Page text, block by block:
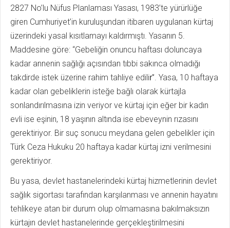
2827 No’lu Nüfus Planlaması Yasası, 1983’te yürürlüğe
giren Cumhuriyet’in kuruluşundan itibaren uygulanan kürtaj
üzerindeki yasal kısıtlamayı kaldırmıştı. Yasanın 5.
Maddesine göre: “Gebeliğin onuncu haftası doluncaya
kadar annenin sağlığı açısından tıbbi sakınca olmadığı
takdirde istek üzerine rahim tahliye edilir͘”. Yasa, 10 haftaya
kadar olan gebeliklerin isteğe bağlı olarak kürtajla
sonlandırılmasına izin veriyor ve kürtaj için eğer bir kadın
evli ise eşinin, 18 yaşının altında ise ebeveynin rızasını
gerektiriyor. Bir suç sonucu meydana gelen gebelikler için
Türk Ceza Hukuku 20 haftaya kadar kürtaj izni verilmesini
gerektiriyor.
Bu yasa, devlet hastanelerindeki kürtaj hizmetlerinin devlet
sağlık sigortası tarafından karşılanması ve annenin hayatını
tehlikeye atan bir durum olup olmamasına bakılmaksızın
kürtajın devlet hastanelerinde gerçekleştirilmesini